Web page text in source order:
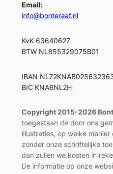
Email:
info@bonteraaf.nl
KvK 63640627
BTW NL855329075B01
IBAN
BIC KNABNL2H
Copyright 2015-2026
toegestaan de door ons
illustraties, op welke
zonder onze schriftelijke
dan zullen we kosten in
De informatie op onze